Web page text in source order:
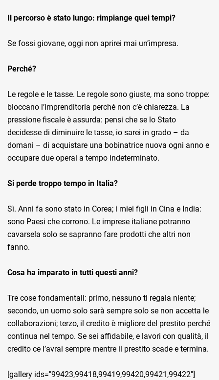
Il percorso è stato lungo: rimpiange quei tempi?
Se fossi giovane, oggi non aprirei mai un’impresa.
Perché?
Le regole e le tasse. Le regole sono giuste, ma sono troppe:
bloccano l’imprenditoria perché non c’è chiarezza. La
pressione fiscale è assurda: pensi che se lo Stato
decidesse di diminuire le tasse, io sarei in grado – da
domani – di acquistare una bobinatrice nuova ogni anno e
occupare due operai a tempo indeterminato.
Si perde troppo tempo in Italia?
Sì. Anni fa sono stato in Corea; i miei figli in Cina e India:
sono Paesi che corrono. Le imprese italiane potranno
cavarsela solo se sapranno fare prodotti che altri non
fanno.
Cosa ha imparato in tutti questi anni?
Tre cose fondamentali: primo, nessuno ti regala niente;
secondo, un uomo solo sarà sempre solo se non accetta le
collaborazioni; terzo, il credito è migliore del prestito perché
continua nel tempo. Se sei affidabile, e lavori con qualità, il
credito ce l’avrai sempre mentre il prestito scade e termina.
[gallery ids="99423,99418,99419,99420,99421,99422"]